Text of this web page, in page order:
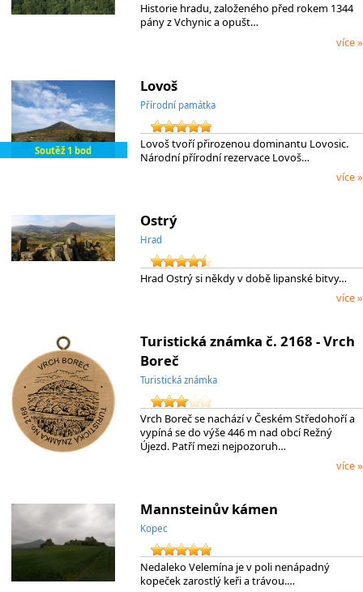
Historie hradu, založeného před rokem 1344
pány z Vchynic a opušt…
více »
Soutěž 1 bod
Lovoš
Přírodní památka
Lovoš tvoří přirozenou dominantu Lovosic.
Národní přírodní rezervace Lovoš…
více »
Ostrý
Hrad
Hrad Ostrý si někdy v době lipanské bitvy…
více »
Turistická známka č. 2168 - Vrch
Boreč
Turistická známka
Vrch Boreč se nachází v Českém Středohoří a
vypíná se do výše 446 m nad obcí Režný
Újezd. Patří mezi nejpozoruh…
více »
Mannsteinův kámen
Kopec
Nedaleko Velemína je v poli nenápadný
kopeček zarostlý keři a trávou.…